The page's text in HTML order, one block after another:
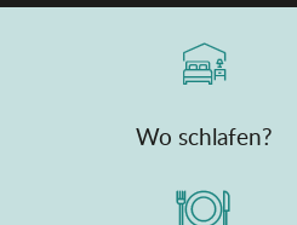
Wo schlafen?